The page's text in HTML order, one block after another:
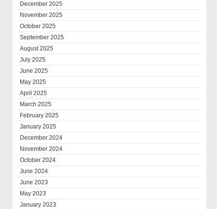
December 2025
November 2025
October 2025
September 2025
August 2025
July 2025
June 2025
May 2025
April 2025
March 2025
February 2025
January 2025
December 2024
November 2024
October 2024
June 2024
June 2023
May 2023
January 2023